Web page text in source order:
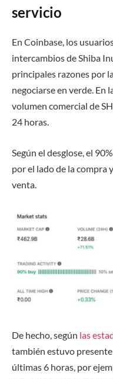
servicio
En Coinbase, los
intercambios de Shiba
principales razones por
negociarse en verde. En
volumen comercial de
24 horas.
Según el desglose, el
por el lado de la compra
venta.
De hecho, según las
también estuvo presente
últimas 6 horas, por